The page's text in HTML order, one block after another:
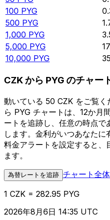
100 PYG
500 PYG
1,000 PYG
5,000 PYG
10,000 PYG
CZK から PYG のチャー
動いている 50 CZK をご覧
ら PYG チャートは、12か月
ートを追跡し、任意の時点
します。金利がいつあなた
料金アラートを設定すると、
ます。
為替レートを追跡 チャート全
1 CZK = 282.95 PYG
2026年8月6日 14:35 UTC